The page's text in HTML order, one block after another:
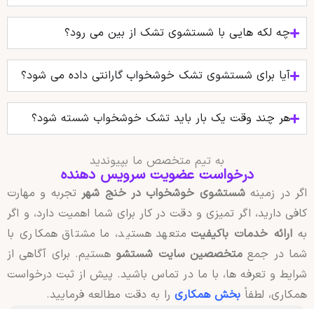
چه لکه هایی با شستشوی تشک از بین می رود؟
آیا برای شستشوی تشک خوشخواب گارانتی داده می‌ شود؟
هر چند وقت یک بار باید تشک خوشخواب شسته شود؟
به تیم متخصص ما بپیوندید
درخواست عضویت سرویس دهنده
اگر در زمینه شستشوی خوشخواب در خنج شهرتجربه و مهارت
کافی دارید، اگر تمیزی و دقت در کار برای شما اهمیت دارد، و اگر
به ارائه خدمات باکیفیتمتعهد هستید، ما مشتاق همکاری با
شما در جمع متخصصین سایت شستشوهستیم. برای آگاهی از
شرایط و تعرفه ها، با ما در تماس باشید. پیش از ثبت درخواست
همکاری، لطفاً بخش همکاریرا به دقت مطالعه فرمایید.